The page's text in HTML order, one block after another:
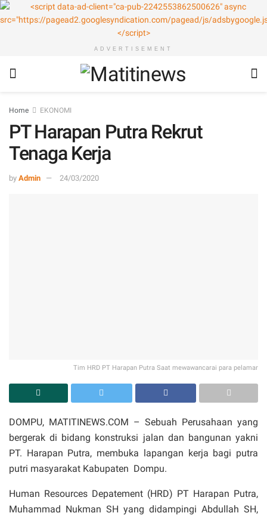
ADVERTISEMENT
Home EKONOMI
PT Harapan Putra Rekrut
Tenaga Kerja
by Admin 24/03/2020
Tim HRD PT Harapan Putra Saat mewawancarai para pelamar
DOMPU, MATITINEWS.COM – Sebuah Perusahaan yang
bergerak di bidang konstruksi jalan dan bangunan yakni
PT. Harapan Putra, membuka lapangan kerja bagi putra
putri masyarakat Kabupaten Dompu.
Human Resources Depatement (HRD) PT Harapan Putra,
Muhammad Nukman SH yang didampingi Abdullah SH,